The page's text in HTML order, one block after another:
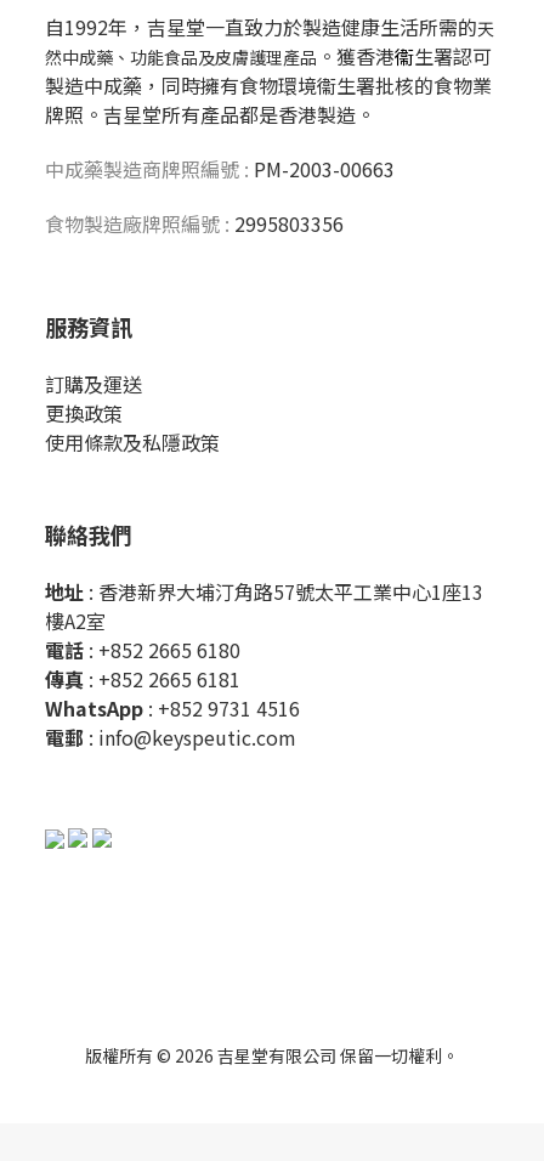
自1992年，吉星堂一直致力於製造健康生活所需的天
然中成藥、功能食品及皮膚護理產品 。獲香港衞生署認可
製造中成藥，同時擁有食物環境衞生署批核的食物業
牌照。吉星堂所有產品都是香港製造。
中成藥製造商牌照編號 : PM-2003-00663
食物製造廠牌照編號 : 2995803356
服務資訊
訂購及運送
更換政策
使用條款及私隱政策
聯絡我們
地址 : 香港新界大埔汀角路57號太平工業中心1座13
樓A2室
電話 : +852 2665 6180
傳真 : +852 2665 6181
WhatsApp : +852 9731 4516
電郵 : info@keyspeutic.com
版權所有 © 2026 吉星堂有限公司 保留一切權利。